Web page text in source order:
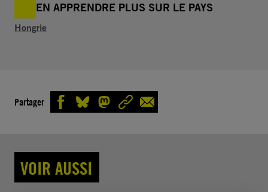
EN APPRENDRE PLUS SUR LE PAYS
Hongrie
Partager
VOIR AUSSI